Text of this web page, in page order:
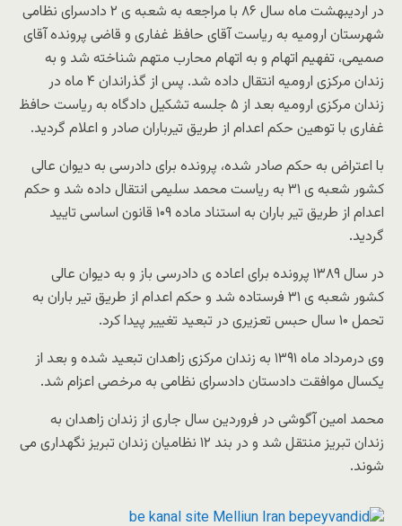
در اردیبهشت ماه سال ٨۶ با مراجعه به شعبه ی ۲ دادسرای نظامی
شهرستان ارومیه به ریاست آقای حافظ غفاری و قاضی پرونده آقای
صمیمی، تفهیم اتهام و به اتهام محارب متهم شناخته شد و به
زندان مرکزی ارومیه انتقال داده شد. پس از گذراندان ۴ ماه در
زندان مرکزی ارومیه بعد از ۵ جلسه تشکیل دادگاه به ریاست حافظ
غفاری با توهین حکم اعدام از طریق تیرباران صادر و اعلام گردید.
با اعتراض به حکم صادر شده، پرونده برای دادرسی به دیوان عالی
کشور شعبه ی ۳۱ به ریاست محمد سلیمی انتقال داده شد و حکم
اعدام از طریق تیر باران به استناد ماده ۱۰۹ قانون اساسی تایید
گردید.
در سال ۱۳۸۹ پرونده برای اعاده ی دادرسی باز و به دیوان عالی
کشور شعبه ی ۳۱ فرستاده شد و حکم اعدام از طریق تیر باران به
تحمل ۱۰ سال حبس تعزیری در تبعید تغییر پیدا کرد.
وی درمرداد ماه ۱۳۹۱ به زندان مرکزی زاهدان تبعید شده و بعد از
یکسال موافقت دادستان دادسرای نظامی به مرخصی اعزام شد.
محمد امین آگوشی در فروردین سال جاری از زندان زاهدان به
زندان تبریز منتقل شد و در بند ۱۲ نظامیان زندان تبریز نگهداری می
شوند.